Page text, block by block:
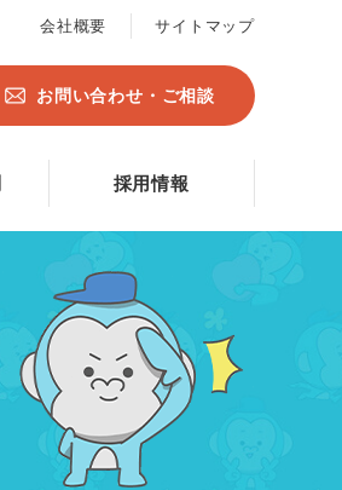
会社概要 サイトマップ
お問い合わせ・ご相談
採用情報